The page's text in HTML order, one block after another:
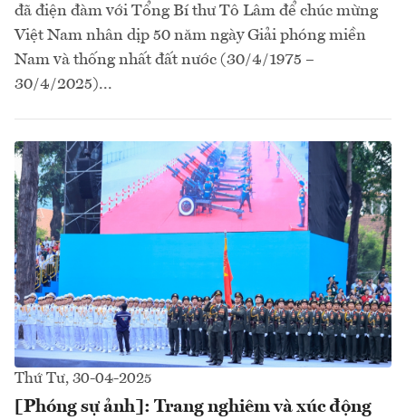
đã điện đàm với Tổng Bí thư Tô Lâm để chúc mừng
Việt Nam nhân dịp 50 năm ngày Giải phóng miền
Nam và thống nhất đất nước (30/4/1975 –
30/4/2025)...
Thứ Tư, 30-04-2025
[Phóng sự ảnh]: Trang nghiêm và xúc động